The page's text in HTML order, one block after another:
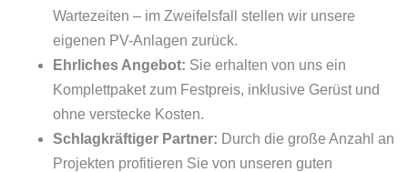
Wartezeiten – im Zweifelsfall stellen wir unsere
eigenen PV-Anlagen zurück.
Ehrliches Angebot: Sie erhalten von uns ein
Komplettpaket zum Festpreis, inklusive Gerüst und
ohne verstecke Kosten.
Schlagkräftiger Partner: Durch die große Anzahl an
Projekten profitieren Sie von unseren guten